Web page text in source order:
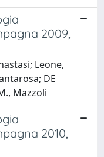
2009,
Leone,
DE
Mazzoli
2010,